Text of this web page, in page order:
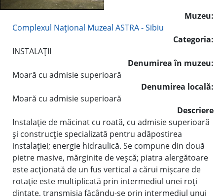
Muzeu:
Complexul Naţional Muzeal ASTRA - Sibiu
Categoria:
INSTALAŢII
Denumirea în muzeu:
Moară cu admisie superioară
Denumirea locală:
Moară cu admisie superioară
Descriere
Instalaţie de măcinat cu roată, cu admisie superioară
şi construcţie specializată pentru adăpostirea
instalaţiei; energie hidraulică. Se compune din două
pietre masive, mărginite de veşcă; piatra alergătoare
este acţionată de un fus vertical a cărui mişcare de
rotaţie este multiplicată prin intermediul unei roţi
dinţate, transmisia făcându-se prin intermediul unui